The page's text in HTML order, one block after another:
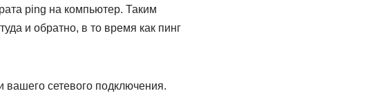
ping на компьютер. Таким
и обратно, в то время как пинг
вашего сетевого подключения.